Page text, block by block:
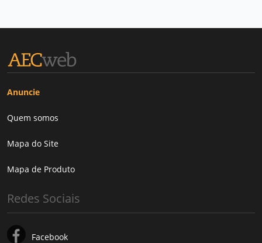
Anuncie
Quem somos
Mapa do Site
Mapa de Produto
Redes Sociais
Facebook